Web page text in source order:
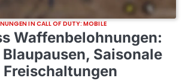
IN CALL OF DUTY: MOBILE
Waffenbelohnungen:
Saisonale